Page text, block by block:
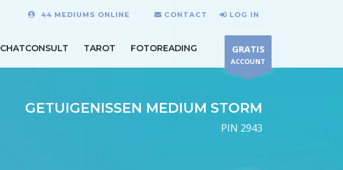
44 MEDIUMS ONLINE CONTACT LOG IN
CHATCONSULT TAROT FOTOREADING GRATIS
ACCOUNT
GETUIGENISSEN MEDIUM STORM
PIN 2943